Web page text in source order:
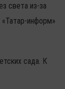
света из-за
информ»
сада. К